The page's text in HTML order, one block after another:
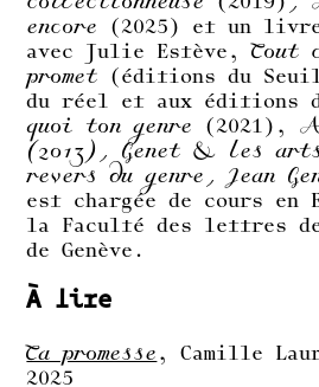
encore (2025) et un
avec Julie Estève,Tout
promet (éditions du
du réel et aux éditions
quoi ton genre (2021),
(2013),
Genet & les
revers du genre, Jean
est chargée de cours en
la Faculté des lettres
de Genève.
À lire
Ta promesse , Camille
2025